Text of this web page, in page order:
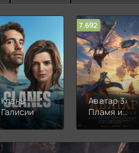
Кланы
Галисии
7.692
Аватар 3:
Пламя и
пепел